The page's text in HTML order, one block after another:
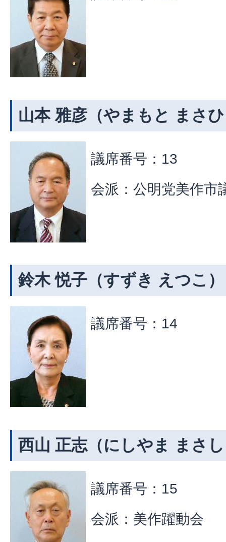
山本 雅彦（やまもと まさ
議席番号：13
会派：公明党美作市
鈴木 悦子（すずき えつこ）
議席番号：14
西山 正志（にしやま まさ
議席番号：15
会派：美作躍動会